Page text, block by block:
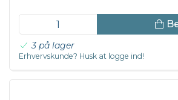
3 på lager
Erhvervskunde? Husk at logge ind!